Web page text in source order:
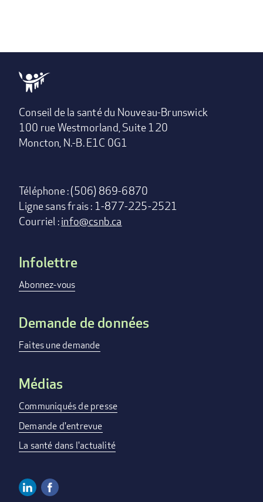
Conseil de la santé du Nouveau-Brunswick
100 rue Westmorland, Suite 120
Moncton, N.-B. E1C 0G1
Téléphone : (506) 869-6870
Ligne sans frais : 1-877-225-2521
Courriel :info@csnb.ca
Footer
menu
Infolettre
Abonnez-vous
Demande de données
Faites une demande
Médias
Communiqués de presse
Demande d'entrevue
La santé dans l'actualité
Linkedin